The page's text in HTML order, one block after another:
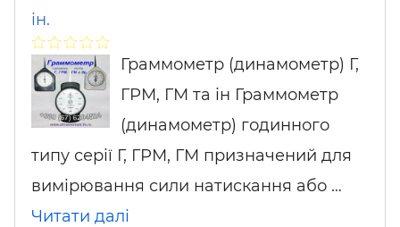
ін.
Граммометр (динамометр) Г,
ГРМ, ГМ та ін Граммометр
(динамометр) годинного
типу серії Г, ГРМ, ГМ призначений для
вимірювання сили натискання або …
Читати далі